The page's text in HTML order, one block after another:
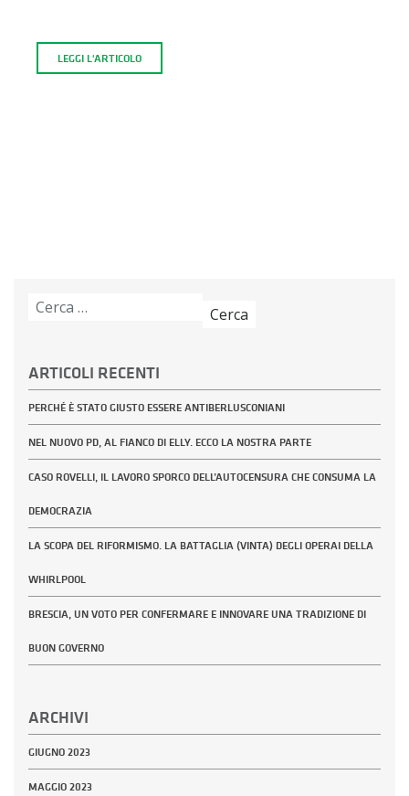
LEGGI L'ARTICOLO
Ricerca
ARTICOLI RECENTI
PERCHÉ È STATO GIUSTO ESSERE ANTIBERLUSCONIANI
NEL NUOVO PD, AL FIANCO DI ELLY. ECCO LA NOSTRA PARTE
CASO ROVELLI, IL LAVORO SPORCO DELL’AUTOCENSURA CHE CONSUMA LA
DEMOCRAZIA
LA SCOPA DEL RIFORMISMO. LA BATTAGLIA (VINTA) DEGLI OPERAI DELLA
WHIRLPOOL
BRESCIA, UN VOTO PER CONFERMARE E INNOVARE UNA TRADIZIONE DI
BUON GOVERNO
ARCHIVI
GIUGNO 2023
MAGGIO 2023